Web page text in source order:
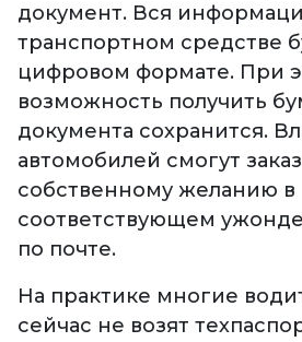
документ. Вся
транспортном средстве
цифровом формате. При
возможность получить
документа сохранится.
автомобилей смогут
собственному желанию в
соответствующем
по почте.
На практике многие
сейчас не возят